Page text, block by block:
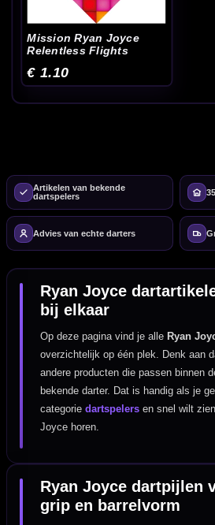
Mission Ryan Joyce
Relentless Flights
€ 1.10
Artikelen van bekende
dartspelers
Advies van echte darters
Ryan Joyce
bij elkaar
Op deze pagina vind je alle Ryan
overzichtelijk op één plek. Denk aan
andere producten die passen binnen
bekende darter. Dat is handig als je
categoriedartspelers en snel wilt
Joyce horen.
Ryan Joyce dartpijlen
grip en barrelvorm